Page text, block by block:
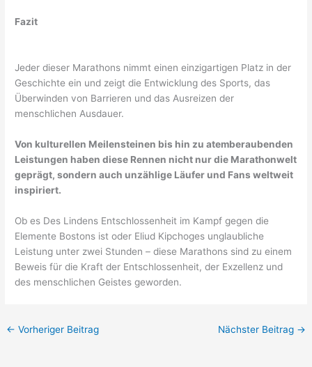
Fazit
Jeder dieser Marathons nimmt einen einzigartigen Platz in der
Geschichte ein und zeigt die Entwicklung des Sports, das
Überwinden von Barrieren und das Ausreizen der
menschlichen Ausdauer.
Von kulturellen Meilensteinen bis hin zu atemberaubenden
Leistungen haben diese Rennen nicht nur die Marathonwelt
geprägt, sondern auch unzählige Läufer und Fans weltweit
inspiriert.
Ob es Des Lindens Entschlossenheit im Kampf gegen die
Elemente Bostons ist oder Eliud Kipchoges unglaubliche
Leistung unter zwei Stunden – diese Marathons sind zu einem
Beweis für die Kraft der Entschlossenheit, der Exzellenz und
des menschlichen Geistes geworden.
← Vorheriger Beitrag Nächster Beitrag →